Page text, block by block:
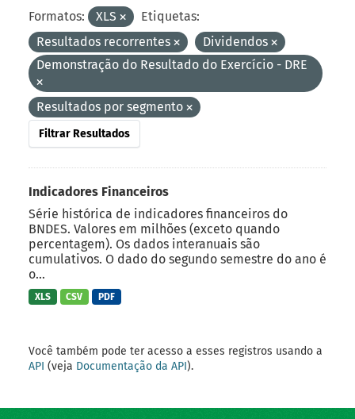
Formatos: XLS
Etiquetas:
Resultados recorrentes
Dividendos
Demonstração do Resultado do Exercício - DRE
Resultados por segmento
Filtrar Resultados
Indicadores Financeiros
Série histórica de indicadores financeiros do
BNDES. Valores em milhões (exceto quando
percentagem). Os dados interanuais são
cumulativos. O dado do segundo semestre do ano é
o...
XLS CSV PDF
Você também pode ter acesso a esses registros usando a
API (veja Documentação da API).